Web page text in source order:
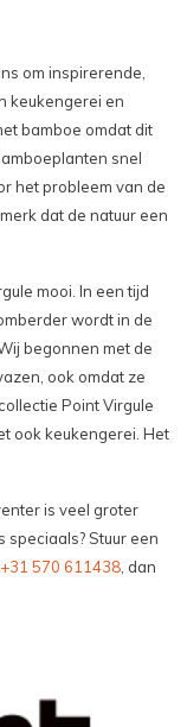
om inspirerende,
keukengerei en
bamboe omdat dit
snel
het probleem van de
dat de natuur een
mooi. In een tijd
wordt in de
begonnen met de
ook omdat ze
Point Virgule
ook keukengerei. Het
is veel groter
speciaals? Stuur een
+31 570 611438 , dan